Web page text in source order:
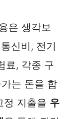
은 생각보
신비, 전기
료, 각종 구
는 돈을 합
정 지출을 우